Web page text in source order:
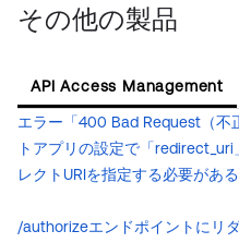
その他の製品
API Access Management
エラー「400 Bad Request（不
トアプリの設定で「
レクトURIを指定する必要がある
/authorizeエンドポイントにリ